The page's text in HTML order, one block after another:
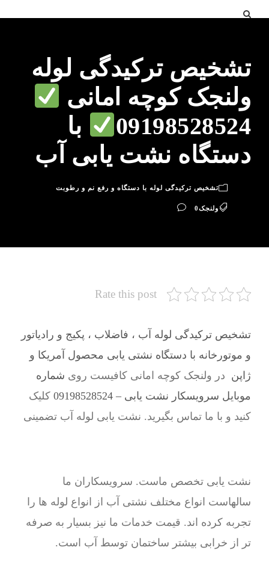
تشخیص ترکیدگی لوله
ولنجک کوچه امانی
09198528524
با
دستگاه نشت یابی آب
تشخیص ترکیدگی لوله با دستگاه و رفع نم و رطوبت
ولنجک0
Rate this post
تشخیص ترکیدگی لوله آب ، فاضلاب ، پکیج و رادیاتور
و موتورخانه با دستگاه نشتی یابی محصول آمریکا و
ژاپن در ولنجک کوچه امانی کافیست روی شماره
موبایل سرویسکار نشت یابی – 09198528524
کلیک
کنید و با ما تماس بگیرید. نشت یابی لوله آب تضمینی
نشت یابی تخصص ماست. سرویسکاران ما
سالهاست انواع مختلف نشتی آب از انواع لوله ها را
تجربه کرده اند. قیمت خدمات ما نیز بسیار به صرفه
تر از خرابی بیشتر ساختمان توسط آب است.